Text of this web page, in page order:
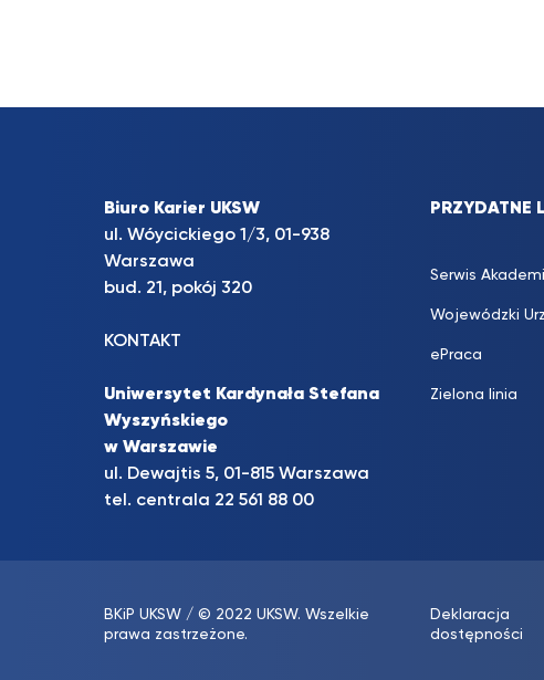
Biuro Karier UKSW
ul. Wóycickiego 1/3, 01-938
Warszawa
bud. 21, pokój 320
KONTAKT
Uniwersytet Kardynała Stefana
Wyszyńskiego
w Warszawie
ul. Dewajtis 5, 01-815 Warszawa
tel. centrala 22 561 88 00
PRZYDATNE
Serwis
Wojewódzki
ePraca
Zielona linia
BKiP UKSW / © 2022 UKSW. Wszelkie
prawa zastrzeżone.
Deklaracja
dostępności